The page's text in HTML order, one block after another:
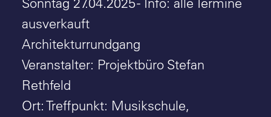
Suche
ausverkauft
Architekturrundgang
Veranstalter: Projektbüro Stefan
Rethfeld
Ort: Treffpunkt: Musikschule,